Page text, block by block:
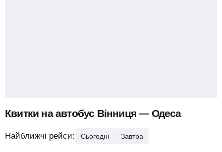
Квитки на автобус Вінниця — Одеса
Найближчі рейси: Сьогодні Завтра